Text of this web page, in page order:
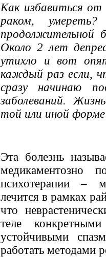
Как избавиться от
раком,
продолжительной
Около 2 лет
утихло и вот
каждый раз если,
сразу начинаю
заболеваний.
той или иной
Эта болезнь
медикаментозно
психотерапии –
лечится в рамках
что
теле
устойчивыми
работать методами